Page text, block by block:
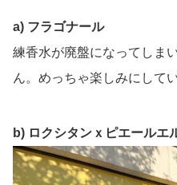
a) フラゴナール
練香水が廃盤になってしま
ん。めっちゃ楽しみにして
b) ロクシタンｘピエールエ